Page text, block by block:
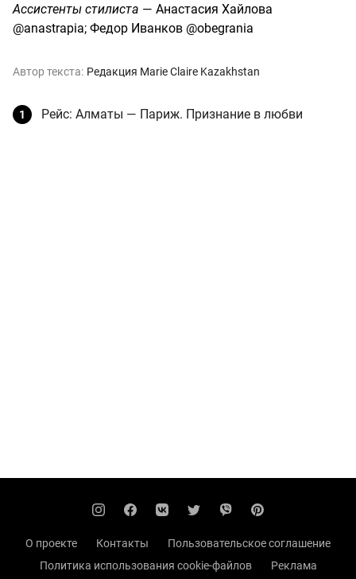
Ассистенты стилиста — Анастасия Хайлова
@anastrapia; Федор Иванков @obegrania
Автор текста: Редакция Marie Claire Kazakhstan
Рейс: Алматы — Париж. Признание в любви
О проекте Контакты
Пользовательское соглашение
Политика использования cookie-файлов
Реклама